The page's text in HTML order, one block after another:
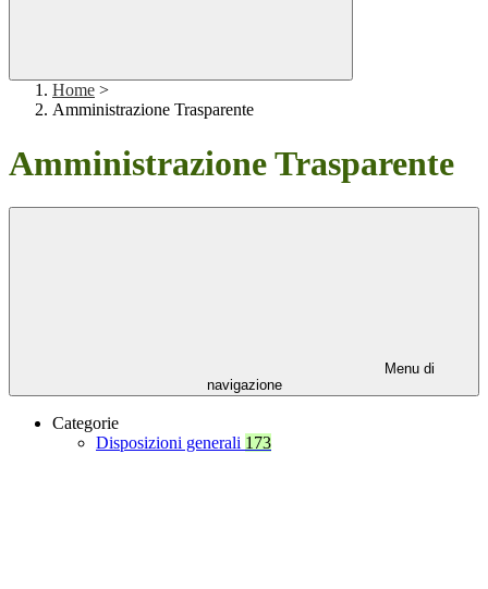
Home >
Amministrazione Trasparente
Amministrazione Trasparente
Menu di
navigazione
Categorie
Disposizioni generali 173